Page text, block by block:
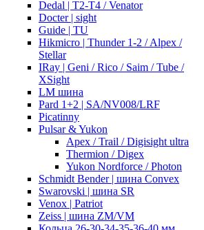
Dedal | T2-T4 / Venator
Docter | sight
Guide | TU
Hikmicro | Thunder 1-2 / Alpex /
Stellar
IRay | Geni / Rico / Saim / Tube /
XSight
LM шина
Pard 1+2 | SA/NV008/LRF
Picatinny
Pulsar & Yukon
Apex / Trail / Digisight ultra
Thermion / Digex
Yukon Nordforce / Photon
Schmidt Bender | шина Convex
Swarovski | шина SR
Venox | Patriot
Zeiss | шина ZM/VM